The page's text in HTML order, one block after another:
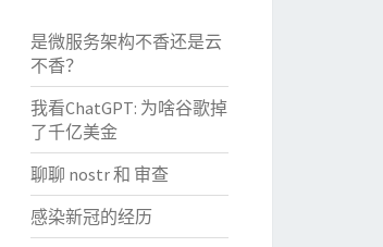
是微服务架构不香还是云
不香？
我看ChatGPT: 为啥谷歌掉
了千亿美金
聊聊 nostr 和 审查
感染新冠的经历